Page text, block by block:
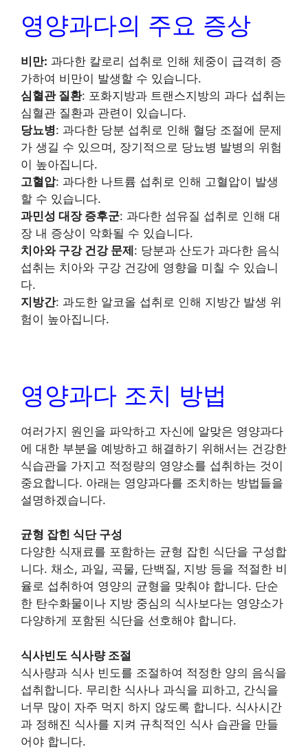
영양과다의 주요 증상
비만: 과다한 칼로리 섭취로 인해 체중이 급격히 증
가하여 비만이 발생할 수 있습니다.
심혈관 질환: 포화지방과 트랜스지방의 과다 섭취는
심혈관 질환과 관련이 있습니다.
당뇨병: 과다한 당분 섭취로 인해 혈당 조절에 문제
가 생길 수 있으며, 장기적으로 당뇨병 발병의 위험
이 높아집니다.
고혈압: 과다한 나트륨 섭취로 인해 고혈압이 발생
할 수 있습니다.
과민성 대장 증후군: 과다한 섬유질 섭취로 인해 대
장 내 증상이 악화될 수 있습니다.
치아와 구강 건강 문제: 당분과 산도가 과다한 음식
섭취는 치아와 구강 건강에 영향을 미칠 수 있습니
다.
지방간: 과도한 알코올 섭취로 인해 지방간 발생 위
험이 높아집니다.
영양과다 조치 방법
여러가지 원인을 파악하고 자신에 알맞은 영양과다
에 대한 부분을 예방하고 해결하기 위해서는 건강한
식습관을 가지고 적정량의 영양소를 섭취하는 것이
중요합니다. 아래는 영양과다를 조치하는 방법들을
설명하겠습니다.
균형 잡힌 식단 구성
다양한 식재료를 포함하는 균형 잡힌 식단을 구성합
니다. 채소, 과일, 곡물, 단백질, 지방 등을 적절한 비
율로 섭취하여 영양의 균형을 맞춰야 합니다. 단순
한 탄수화물이나 지방 중심의 식사보다는 영양소가
다양하게 포함된 식단을 선호해야 합니다.
식사빈도 식사량 조절
식사량과 식사 빈도를 조절하여 적정한 양의 음식을
섭취합니다. 무리한 식사나 과식을 피하고, 간식을
너무 많이 자주 먹지 하지 않도록 합니다. 식사시간
과 정해진 식사를 지켜 규칙적인 식사 습관을 만들
어야 합니다.